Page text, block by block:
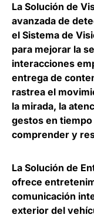
La Solución de
avanzada de
el Sistema de
para mejorar la
interacciones
entrega de
rastrea el
la mirada, la
gestos en
comprender y
La Solución de
ofrece
comunicación
exterior del